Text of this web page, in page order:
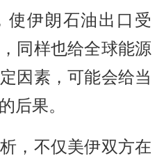
使伊朗石油出口受
同样也给全球能源
因素，可能会给当
后果。
，不仅美伊双方在